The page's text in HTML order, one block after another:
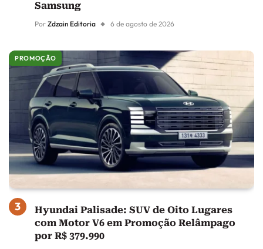
Samsung
Por Zdzain Editoria 6 de agosto de 2026
PROMOÇÃO
Hyundai Palisade: SUV de Oito Lugares
com Motor V6 em Promoção Relâmpago
por R$ 379.990